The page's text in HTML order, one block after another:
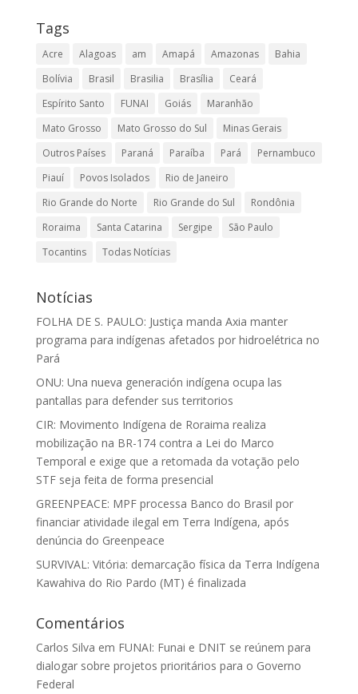
Tags
Acre Alagoas am Amapá Amazonas
Bahia
Bolívia
Brasil Brasilia Brasília
Ceará
Espírito Santo
FUNAI Goiás
Maranhão
Mato Grosso
Mato Grosso do Sul
Minas Gerais
Outros Países
Paraná Paraíba Pará
Pernambuco
Piauí
Povos Isolados
Rio de Janeiro
Rio Grande do Norte
Rio Grande do Sul
Rondônia
Roraima
Santa Catarina Sergipe
São Paulo
Tocantins
Todas Notícias
Notícias
FOLHA DE S. PAULO: Justiça manda Axia manter
programa para indígenas afetados por hidroelétrica no
Pará
ONU: Una nueva generación indígena ocupa las
pantallas para defender sus territorios
CIR: Movimento Indígena de Roraima realiza
mobilização na BR-174 contra a Lei do Marco
Temporal e exige que a retomada da votação pelo
STF seja feita de forma presencial
GREENPEACE: MPF processa Banco do Brasil por
financiar atividade ilegal em Terra Indígena, após
denúncia do Greenpeace
SURVIVAL: Vitória: demarcação física da Terra Indígena
Kawahiva do Rio Pardo (MT) é finalizada
Comentários
Carlos Silva em FUNAI: Funai e DNIT se reúnem para
dialogar sobre projetos prioritários para o Governo
Federal